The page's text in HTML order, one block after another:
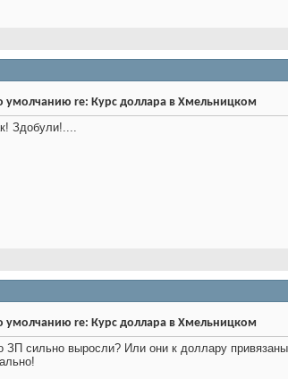
re: Курс доллара в Хмельницком
Здобули!....
re: Курс доллара в Хмельницком
ЗП сильно выросли? Или они к доллару